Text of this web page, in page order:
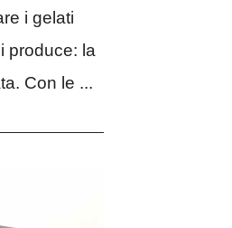
i gelati
produce: la
Con le ...